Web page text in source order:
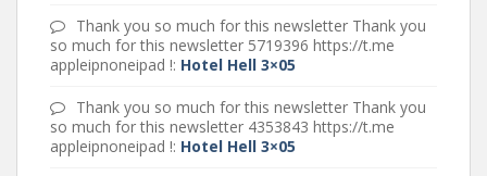
Thank you so much for this newsletter Thank you
so much for this newsletter 5719396 https://t.me
appleipnoneipad !: Hotel Hell 3×05
Thank you so much for this newsletter Thank you
so much for this newsletter 4353843 https://t.me
appleipnoneipad !: Hotel Hell 3×05